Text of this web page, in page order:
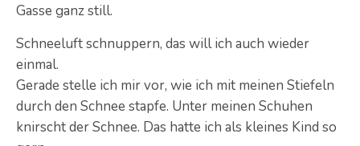
Gasse ganz still.
Schneeluft schnuppern, das will ich auch wieder
einmal.
Gerade stelle ich mir vor, wie ich mit meinen Stiefeln
durch den Schnee stapfe. Unter meinen Schuhen
knirscht der Schnee. Das hatte ich als kleines Kind so